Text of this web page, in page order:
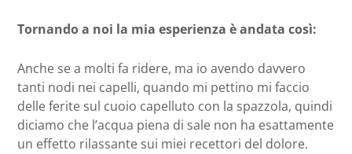
Tornando a noi la mia esperienza è andata così:
Anche se a molti fa ridere, ma io avendo davvero
tanti nodi nei capelli, quando mi pettino mi faccio
delle ferite sul cuoio capelluto con la spazzola, quindi
diciamo che l’acqua piena di sale non ha esattamente
un effetto rilassante sui miei recettori del dolore.